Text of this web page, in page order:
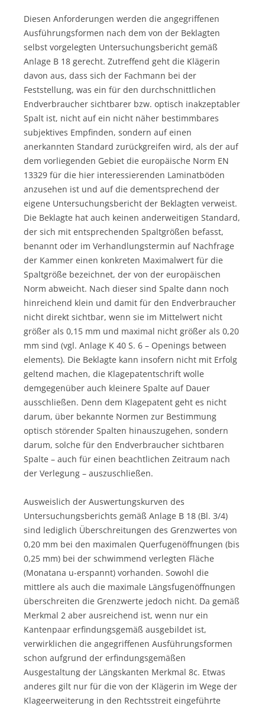
Diesen Anforderungen werden die angegriffenen
Ausführungsformen nach dem von der Beklagten
selbst vorgelegten Untersuchungsbericht gemäß
Anlage B 18 gerecht. Zutreffend geht die Klägerin
davon aus, dass sich der Fachmann bei der
Feststellung, was ein für den durchschnittlichen
Endverbraucher sichtbarer bzw. optisch inakzeptabler
Spalt ist, nicht auf ein nicht näher bestimmbares
subjektives Empfinden, sondern auf einen
anerkannten Standard zurückgreifen wird, als der auf
dem vorliegenden Gebiet die europäische Norm EN
13329 für die hier interessierenden Laminatböden
anzusehen ist und auf die dementsprechend der
eigene Untersuchungsbericht der Beklagten verweist.
Die Beklagte hat auch keinen anderweitigen Standard,
der sich mit entsprechenden Spaltgrößen befasst,
benannt oder im Verhandlungstermin auf Nachfrage
der Kammer einen konkreten Maximalwert für die
Spaltgröße bezeichnet, der von der europäischen
Norm abweicht. Nach dieser sind Spalte dann noch
hinreichend klein und damit für den Endverbraucher
nicht direkt sichtbar, wenn sie im Mittelwert nicht
größer als 0,15 mm und maximal nicht größer als 0,20
mm sind (vgl. Anlage K 40 S. 6 – Openings between
elements). Die Beklagte kann insofern nicht mit Erfolg
geltend machen, die Klagepatentschrift wolle
demgegenüber auch kleinere Spalte auf Dauer
ausschließen. Denn dem Klagepatent geht es nicht
darum, über bekannte Normen zur Bestimmung
optisch störender Spalten hinauszugehen, sondern
darum, solche für den Endverbraucher sichtbaren
Spalte – auch für einen beachtlichen Zeitraum nach
der Verlegung – auszuschließen.
Ausweislich der Auswertungskurven des
Untersuchungsberichts gemäß Anlage B 18 (Bl. 3/4)
sind lediglich Überschreitungen des Grenzwertes von
0,20 mm bei den maximalen Querfugenöffnungen (bis
0,25 mm) bei der schwimmend verlegten Fläche
(Monatana u-erspannt) vorhanden. Sowohl die
mittlere als auch die maximale Längsfugenöffnungen
überschreiten die Grenzwerte jedoch nicht. Da gemäß
Merkmal 2 aber ausreichend ist, wenn nur ein
Kantenpaar erfindungsgemäß ausgebildet ist,
verwirklichen die angegriffenen Ausführungsformen
schon aufgrund der erfindungsgemäßen
Ausgestaltung der Längskanten Merkmal 8c. Etwas
anderes gilt nur für die von der Klägerin im Wege der
Klageerweiterung in den Rechtsstreit eingeführte